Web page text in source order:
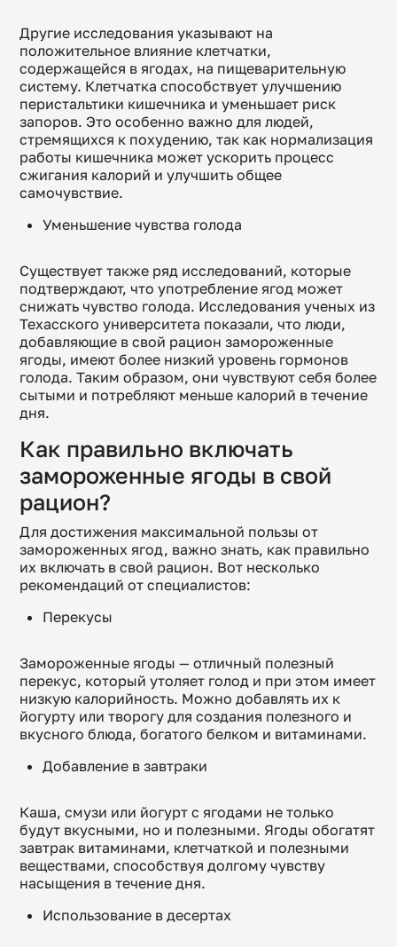
Другие исследования указывают на
положительное влияние клетчатки,
содержащейся в ягодах, на пищеварительную
систему. Клетчатка способствует улучшению
перистальтики кишечника и уменьшает риск
запоров. Это особенно важно для людей,
стремящихся к похудению, так как нормализация
работы кишечника может ускорить процесс
сжигания калорий и улучшить общее
самочувствие.
Уменьшение чувства голода
Существует также ряд исследований, которые
подтверждают, что употребление ягод может
снижать чувство голода. Исследования ученых из
Техасского университета показали, что люди,
добавляющие в свой рацион замороженные
ягоды, имеют более низкий уровень гормонов
голода. Таким образом, они чувствуют себя более
сытыми и потребляют меньше калорий в течение
дня.
Как правильно включать
замороженные ягоды в свой
рацион?
Для достижения максимальной пользы от
замороженных ягод, важно знать, как правильно
их включать в свой рацион. Вот несколько
рекомендаций от специалистов:
Перекусы
Замороженные ягоды — отличный полезный
перекус, который утоляет голод и при этом имеет
низкую калорийность. Можно добавлять их к
йогурту или творогу для создания полезного и
вкусного блюда, богатого белком и витаминами.
Добавление в завтраки
Каша, смузи или йогурт с ягодами не только
будут вкусными, но и полезными. Ягоды обогатят
завтрак витаминами, клетчаткой и полезными
веществами, способствуя долгому чувству
насыщения в течение дня.
Использование в десертах